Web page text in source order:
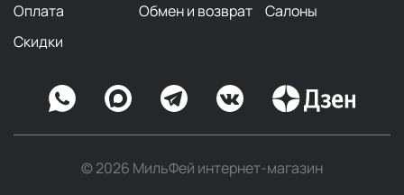
Оплата
Обмен и возврат
Салоны
Скидки
© 2026 МильФей интернет-магазин